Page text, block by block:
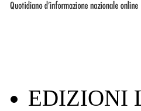
EDIZIONI